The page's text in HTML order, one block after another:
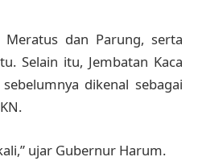
dan Parung, serta
Selain itu, Jembatan Kaca
dikenal sebagai
ujar Gubernur Harum.